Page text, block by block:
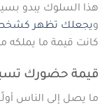
هذا السلوك يبدو
ويجعلك تظهر
كانت قيمة ما
قيمة حضورك
ما يصل إلى الناس